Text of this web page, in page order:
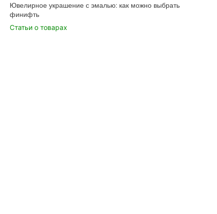
Ювелирное украшение с эмалью: как можно выбрать
финифть
Статьи о товарах